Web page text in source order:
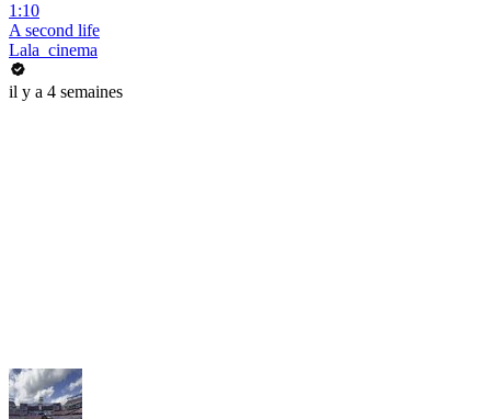
1:10
A second life
Lala_cinema
il y a 4 semaines